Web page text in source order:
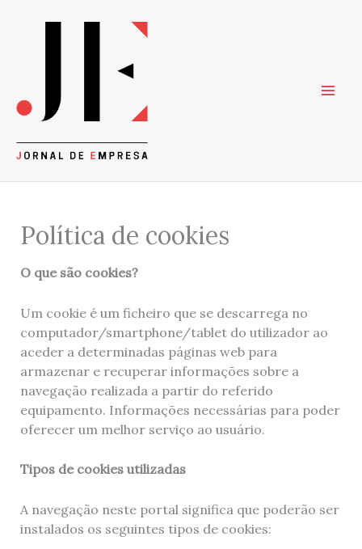
Política de cookies
O que são cookies?
Um cookie é um ficheiro que se descarrega no
computador/smartphone/tablet do utilizador ao
aceder a determinadas páginas web para
armazenar e recuperar informações sobre a
navegação realizada a partir do referido
equipamento. Informações necessárias para poder
oferecer um melhor serviço ao usuário.
Tipos de cookies utilizadas
A navegação neste portal significa que poderão ser
instalados os seguintes tipos de cookies: